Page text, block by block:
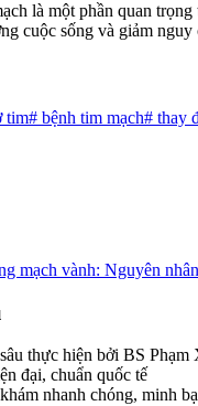
là một phần quan
cuộc sống và giảm nguy
tim# bệnh tim mạch# thay
mạch vành: Nguyên
thực hiện bởi BS Phạm
đại, chuẩn quốc tế
nhanh chóng, minh